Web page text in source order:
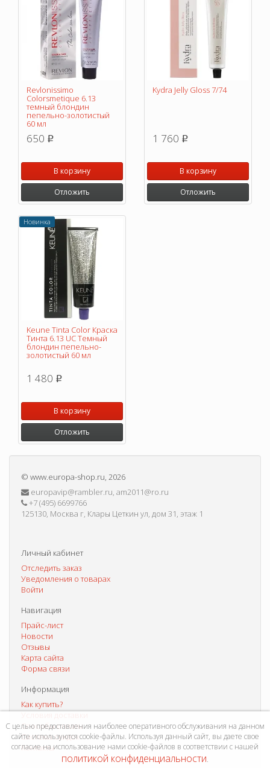
Revlonissimo
Colorsmetique 6.13
темный блондин
пепельно-золотистый
60 мл
650 p
В корзину
Отложить
Kydra Jelly Gloss 7/74
1 760 p
В корзину
Отложить
Новинка
Keune Tinta Color Краска
Тинта 6.13 UC Темный
блондин пепельно-
золотистый 60 мл
1 480 p
В корзину
Отложить
© www.europa-shop.ru, 2026
europavip@rambler.ru, am2011@ro.ru
+7 (495) 6699766
125130, Москва г, Клары Цеткин ул, дом 31, этаж 1
Личный кабинет
Отследить заказ
Уведомления о товарах
Войти
Навигация
Прайс-лист
Новости
Отзывы
Карта сайта
Форма связи
Информация
Как купить?
Условия доставки
Способы оплаты
Система скидок
Контакты
С целью предоставления наиболее оперативного обслуживания на данном
сайте используются cookie-файлы. Используя данный сайт, вы даете свое
согласие на использование нами cookie-файлов в соответствии с нашей
политикой конфиденциальности.